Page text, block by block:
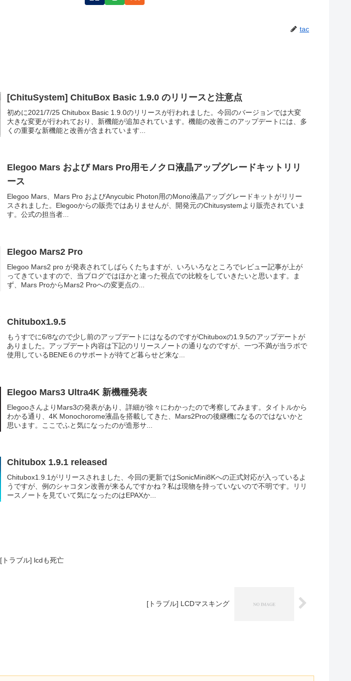
tac
[ChituSystem] ChituBox Basic 1.9.0 のリリースと注意点
初めに2021/7/25 Chitubox Basic 1.9.0のリリースが行われました。今回のバージョンでは大変
大きな変更が行われており、新機能が追加されています。機能の改善このアップデートには、多
くの重要な新機能と改善が含まれています...
Elegoo Mars および Mars Pro用モノクロ液晶アップグレードキットリリ
ース
Elegoo Mars、Mars Pro およびAnycubic Photon用のMono液晶アップグレードキットがリリー
スされました。Elegooからの販売ではありませんが、開発元のChitusystemより販売されていま
す。公式の担当者...
Elegoo Mars2 Pro
Elegoo Mars2 pro が発表されてしばらくたちますが、いろいろなところでレビュー記事が上が
ってきていますので、当ブログではほかと違った視点での比較をしていきたいと思います。ま
ず、Mars ProからMars2 Proへの変更点の...
Chitubox1.9.5
もうすでに6/8なので少し前のアップデートにはなるのですがChituboxの1.9.5のアップデートが
ありました。アップデート内容は下記のリリースノートの通りなのですが、一つ不満が当ラボで
使用しているBENE６のサポートが待てど暮らせど来な...
Elegoo Mars3 Ultra4K 新機種発表
ElegooさんよりMars3の発表があり、詳細が徐々にわかったので考察してみます。タイトルから
わかる通り、4K Monochorome液晶を搭載してきた、Mars2Proの後継機になるのではないかと
思います。ここでふと気になったのが造形サ...
Chitubox 1.9.1 released
Chitubox1.9.1がリリースされました、今回の更新ではSonicMini8Kへの正式対応が入っているよ
うですが、例のシャコタン改善が来るんですかね？私は現物を持っていないので不明です。リリ
ースノートを見ていて気になったのはEPAXか...
[トラブル] lcdも死亡
[トラブル] LCDマスキング